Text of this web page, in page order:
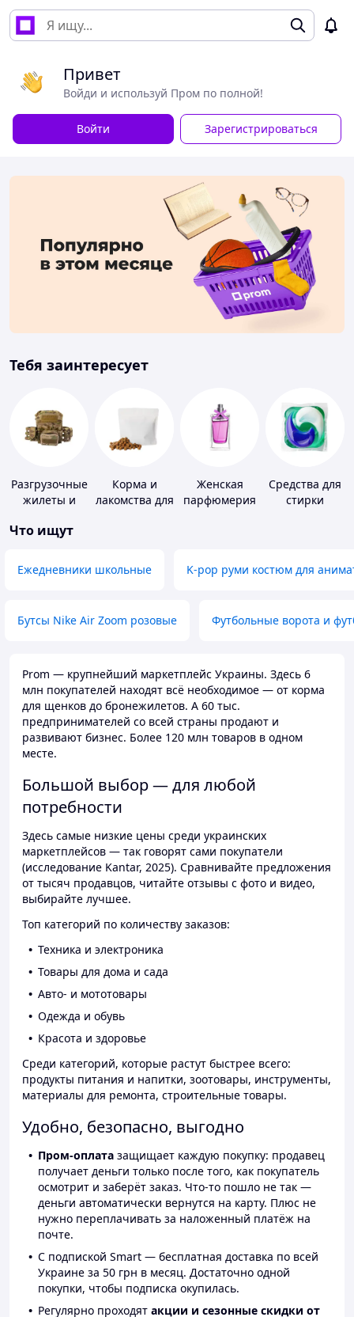
Привет
Войди и используй Пром по полной!
Войти Зарегистрироваться
Тебя заинтересует
Разгрузочные
жилеты и
без плит
Корма и
лакомства для
Женская
парфюмерия
Средства для
стирки
Что ищут
Ежедневники школьные K-pop руми костюм для
Бутсы Nike Air Zoom розовые Футбольные ворота и
Prom — крупнейший маркетплейс Украины. Здесь 6
млн покупателей находят всё необходимое — от корма
для щенков до бронежилетов. А 60 тыс.
предпринимателей со всей страны продают и
развивают бизнес. Более 120 млн товаров в одном
месте.
Большой выбор — для любой
потребности
Здесь самые низкие цены среди украинских
маркетплейсов — так говорят сами покупатели
(исследование Kantar, 2025). Сравнивайте предложения
от тысяч продавцов, читайте отзывы с фото и видео,
выбирайте лучшее.
Топ категорий по количеству заказов:
Техника и электроника
Товары для дома и сада
Авто- и мототовары
Одежда и обувь
Красота и здоровье
Среди категорий, которые растут быстрее всего:
продукты питания и напитки, зоотовары, инструменты,
материалы для ремонта, строительные товары.
Удобно, безопасно, выгодно
Пром-оплата защищает каждую покупку: продавец
получает деньги только после того, как покупатель
осмотрит и заберёт заказ. Что-то пошло не так —
деньги автоматически вернутся на карту. Плюс не
нужно переплачивать за наложенный платёж на
почте.
С подпиской Smart — бесплатная доставка по всей
Украине за 50 грн в месяц. Достаточно одной
покупки, чтобы подписка окупилась.
Регулярно проходят акции и сезонные скидки от